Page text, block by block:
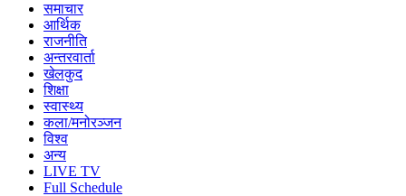
समाचार
आर्थिक
राजनीति
अन्तरवार्ता
खेलकुद
शिक्षा
स्वास्थ्य
कला/मनोरञ्जन
विश्व
अन्य
LIVE TV
Full Schedule